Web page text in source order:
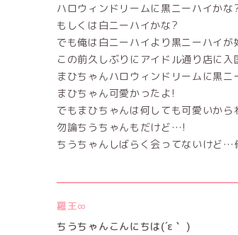
ハロウィンドリームに黒ニーハイかな
もしくは白ニーハイかな?
でも俺は白ニーハイより黒ニーハイが
この前久しぶりにアイドル通り店に
まひちゃんハロウィンドリームに黒ニ
まひちゃん可愛かったよ!
でもまひちゃんは何しても可愛いから
勿論ちうちゃんもだけど…!
ちうちゃんしばらく会ってないけど…
羅王∞
ちうちゃんこんにちは(´ε｀ )